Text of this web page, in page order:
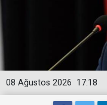
17:18
08 Ağustos 2026